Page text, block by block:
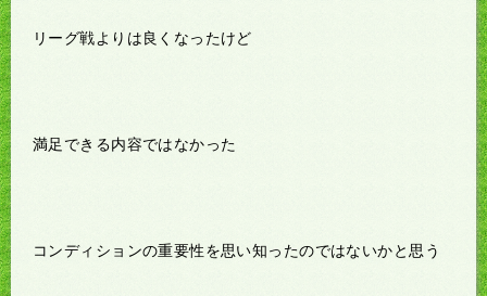
リーグ戦よりは良くなったけど
満足できる内容ではなかった
コンディションの重要性を思い知ったのではないかと思う